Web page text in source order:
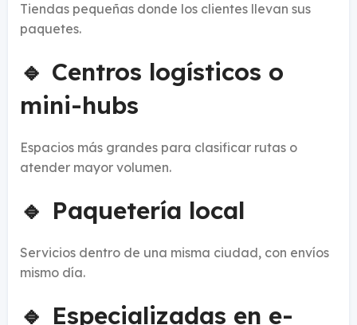
Tiendas pequeñas donde los clientes llevan sus
paquetes.
🔹 Centros logísticos o
mini-hubs
Espacios más grandes para clasificar rutas o
atender mayor volumen.
🔹 Paquetería local
Servicios dentro de una misma ciudad, con envíos
mismo día.
🔹 Especializadas en e-